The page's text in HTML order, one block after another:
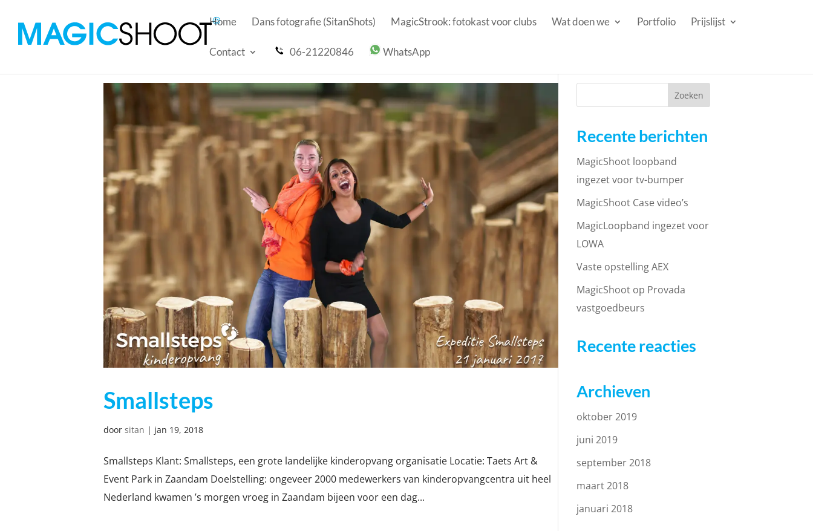
Home Dans fotografie (SitanShots) MagicStrook: fotokast voor clubs Wat doen we Portfolio Prijslijst
Contact 06-21220846 WhatsApp
Smallsteps
door sitan | jan 19, 2018
Smallsteps Klant: Smallsteps, een grote landelijke kinderopvang organisatie Locatie: Taets Art &
Event Park in Zaandam Doelstelling: ongeveer 2000 medewerkers van kinderopvangcentra uit heel
Nederland kwamen ’s morgen vroeg in Zaandam bijeen voor een dag...
Recente berichten
MagicShoot loopband
ingezet voor tv-bumper
MagicShoot Case video’s
MagicLoopband ingezet voor
LOWA
Vaste opstelling AEX
MagicShoot op Provada
vastgoedbeurs
Recente reacties
Archieven
oktober 2019
juni 2019
september 2018
maart 2018
januari 2018